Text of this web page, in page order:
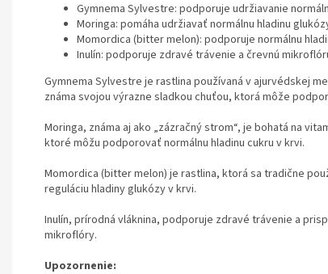
Gymnema Sylvestre: podporuje udržiavanie
Moringa: pomáha udržiavať normálnu hladinu
Momordica (bitter melon): podporuje normálnu
Inulín: podporuje zdravé trávenie a črevnú
Gymnema Sylvestre je rastlina používaná v ajurvédskej
známa svojou výrazne sladkou chuťou, ktorá môže
Moringa, známa aj ako „zázračný strom“, je bohatá na
ktoré môžu podporovať normálnu hladinu cukru v krvi.
Momordica (bitter melon) je rastlina, ktorá sa tradične
reguláciu hladiny glukózy v krvi.
Inulín, prírodná vláknina, podporuje zdravé trávenie a
mikroflóry.
Upozornenie: